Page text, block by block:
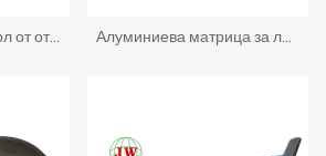
Стоматологичен стол от отлято под налягане алуминий Алуминиева матрица за леене под налягане за част от зъболекарски модул